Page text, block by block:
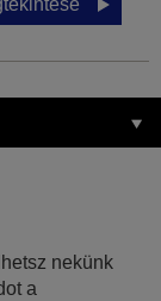
nekünk
a